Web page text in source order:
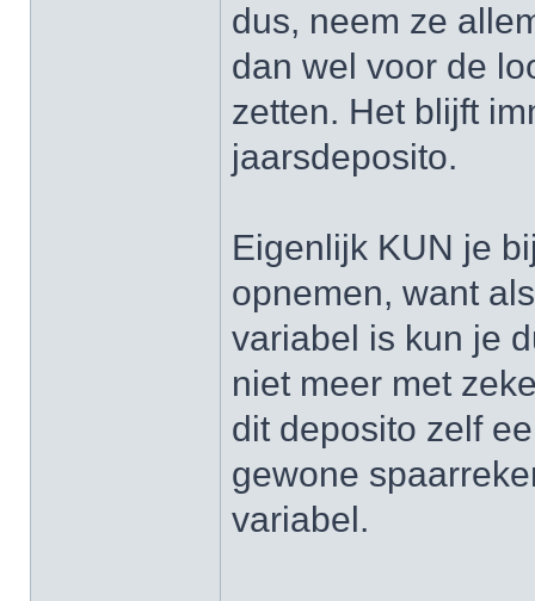
dus, neem ze
dan wel voor de
zetten. Het blijft
jaarsdeposito.
Eigenlijk KUN je
opnemen, want
variabel is kun je
niet meer met
dit deposito zelf
gewone
variabel.